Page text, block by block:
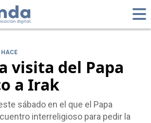
HACE
visita del Papa
a Irak
sábado en el que el Papa
interreligioso para pedir la